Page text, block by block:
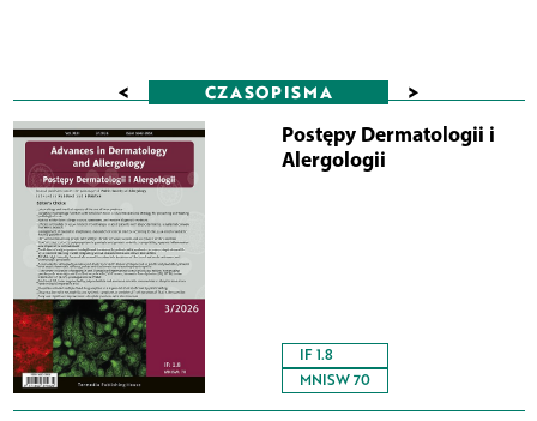
< CZASOPISMA >
Postępy Dermatologii i
Alergologii
IF 1.8
MNISW 70